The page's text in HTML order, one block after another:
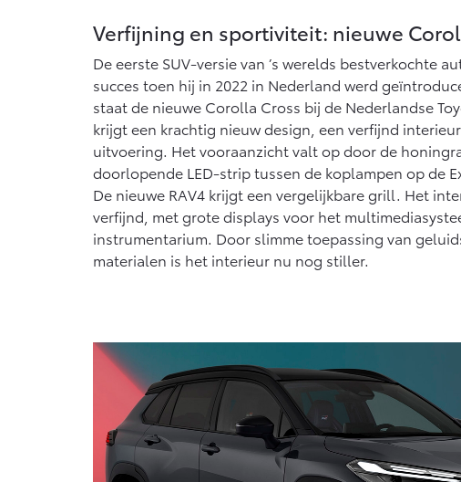
Verfijning en sportiviteit: nieuwe
De eerste SUV-versie van ’s werelds bestverkochte
succes toen hij in 2022 in Nederland werd
staat de nieuwe Corolla Cross bij de Nederlandse
krijgt een krachtig nieuw design, een verfijnd interieur
uitvoering. Het vooraanzicht valt op door de
doorlopende LED-strip tussen de koplampen op de
De nieuwe RAV4 krijgt een vergelijkbare grill. Het
verfijnd, met grote displays voor het
instrumentarium. Door slimme toepassing van
materialen is het interieur nu nog stiller.